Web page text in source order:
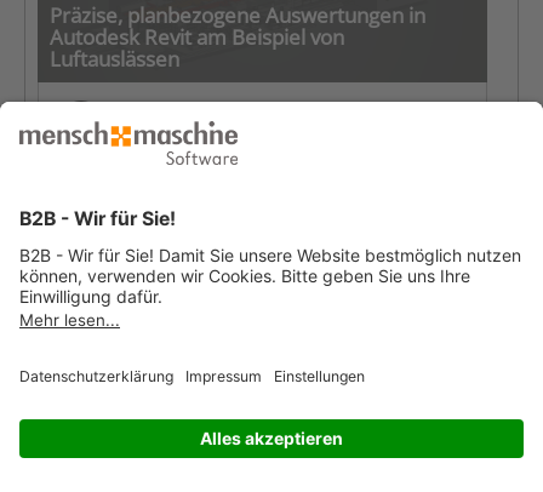
Präzise, planbezogene Auswertungen in
Autodesk Revit am Beispiel von
Luftauslässen
von Waldemar Pisalski
In komplexen TGA-Projekten entscheidet eine präzise
Nachvollziehbarkeit der gesamten Planung. Autodesk
der Funktion „Nach Plan filtern“ eine noch genauere,
ansichtsabhängige Analyse ermöglichen. Besonders bei
häufig genutzten Bauteilen wie Luftauslässen zeigt sich,
wie effizient und prüfsicher Listen werden können, wenn
Mehr zur Auswertung in Revit »